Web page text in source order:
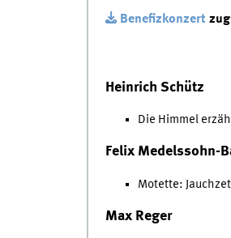
Benefizkonzert
Heinrich Schütz
Die Himmel
Felix Medelssohn-
Motette:
Max Reger